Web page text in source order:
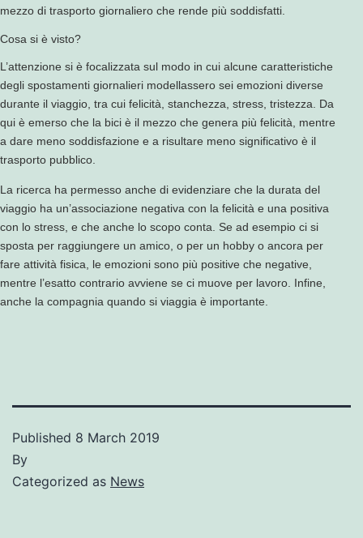
mezzo di trasporto giornaliero che rende più soddisfatti.
Cosa si è visto?
L’attenzione si è focalizzata sul modo in cui alcune caratteristiche
degli spostamenti giornalieri modellassero sei emozioni diverse
durante il viaggio, tra cui felicità, stanchezza, stress, tristezza. Da
qui è emerso che la bici è il mezzo che genera più felicità, mentre
a dare meno soddisfazione e a risultare meno significativo è il
trasporto pubblico.
La ricerca ha permesso anche di evidenziare che la durata del
viaggio ha un’associazione negativa con la felicità e una positiva
con lo stress, e che anche lo scopo conta. Se ad esempio ci si
sposta per raggiungere un amico, o per un hobby o ancora per
fare attività fisica, le emozioni sono più positive che negative,
mentre l’esatto contrario avviene se ci muove per lavoro. Infine,
anche la compagnia quando si viaggia è importante.
Published 8 March 2019
By
Categorized as News